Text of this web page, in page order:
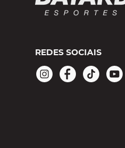
REDES SOCIAIS